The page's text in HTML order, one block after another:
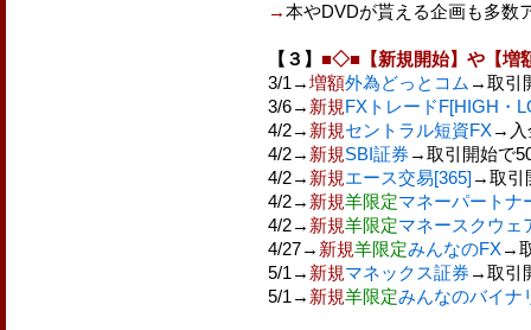
→本やDVDが貰える企画も多数
【３】 ■◇■【新規開始】や【増
3/1→増額外為どっとコム →取引
3/6→ 新規FXトレードF[HIGH・
4/2→ 新規セントラル短資FX→入
4/2→ 新規SBI証券 →取引開始で
4/2→ 新規エース交易[365]→取引
4/2→ 新規羊限定マネーパートナ
4/2→ 新規羊限定マネースクウェ
4/27→ 新規羊限定みんなのFX→
5/1→ 新規マネックス証券 →取引
5/1→ 新規羊限定みんなのバイナ